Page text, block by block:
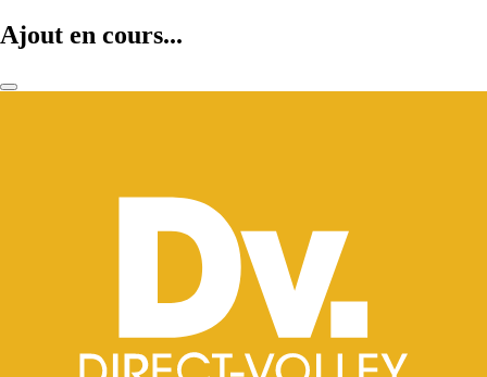
Ajout en cours...